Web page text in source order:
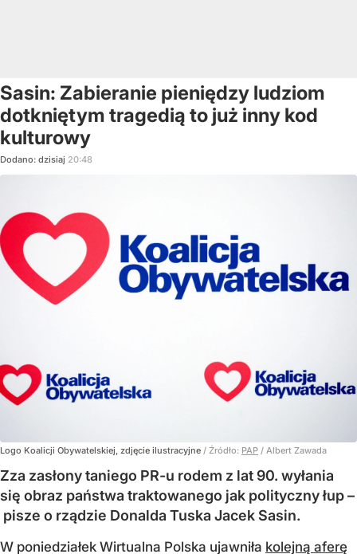
Sasin: Zabieranie pieniędzy ludziom
dotkniętym tragedią to już inny kod
kulturowy
Dodano: dzisiaj 20:48
Logo Koalicji Obywatelskiej, zdjęcie ilustracyjne / Źródło: PAP / Albert Zawada
Zza zasłony taniego PR-u rodem z lat 90. wyłania
się obraz państwa traktowanego jak polityczny łup –
pisze o rządzie Donalda Tuska Jacek Sasin.
W poniedziałek Wirtualna Polska ujawniła kolejną aferę